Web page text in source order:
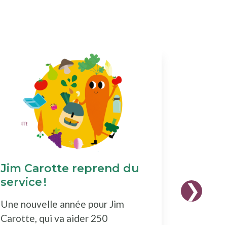
Jim Carotte reprend du
service !
Une nouvelle année pour Jim
Carotte, qui va aider 250
2025-
Les